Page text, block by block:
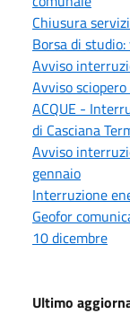
Chiusura
Borsa di studio:
Avviso
Avviso
ACQUE -
di Casciana
Avviso
gennaio
Interruzione
Geofor
10 dicembre
Ultimo